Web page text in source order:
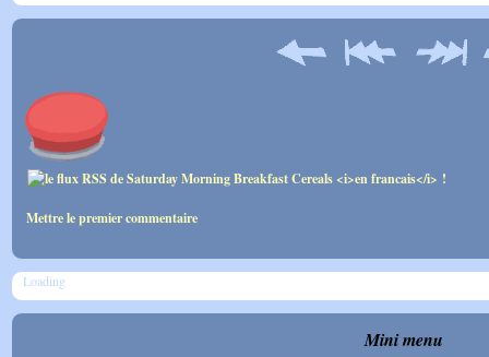
Mettre le premier commentaire
Loading
Mini menu